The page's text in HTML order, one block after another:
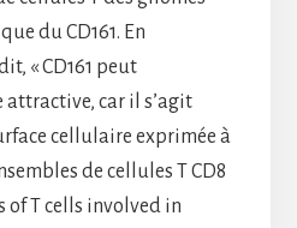
du CD161. En
« CD161 peut
attractive, car il s’agit
cellulaire exprimée à
de cellules T CD8
of T cells involved in